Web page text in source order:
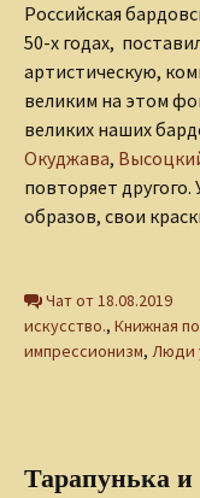
Российская
50-х годах,
артистическую,
великим на этом
великих наших
Окуджава,
повторяет
образов, свои
Чат от 18.08.2019
искусство., Книжная
импрессионизм, Люди
Тарапунька